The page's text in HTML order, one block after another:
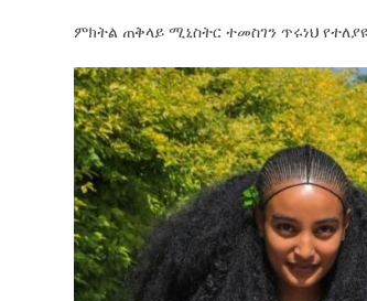
ምክትል ጠቅላይ ሚኒስትር ተመስገን ጥሩነህ